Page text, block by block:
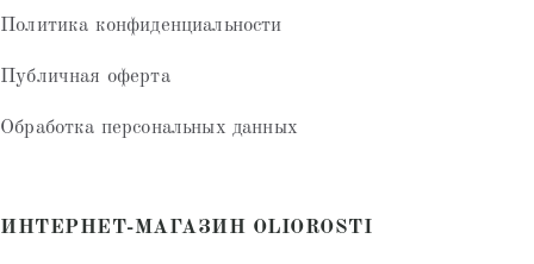
Политика конфиденциальности
Публичная оферта
Обработка персональных данных
ИНТЕРНЕТ-МАГАЗИН OLIOROSTI